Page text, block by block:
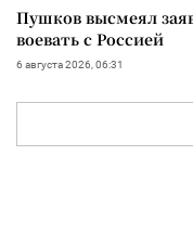
Пушков высмеял
воевать с Россией
6 августа 2026, 06:31